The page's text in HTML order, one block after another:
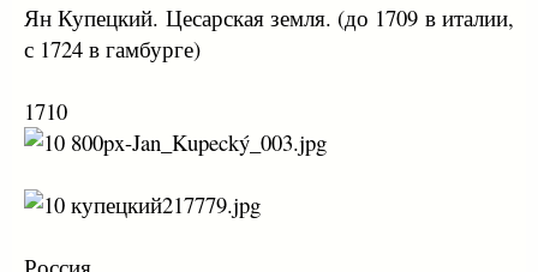
Ян Купецкий. Цесарская земля. (до 1709 в италии,
с 1724 в гамбурге)
1710